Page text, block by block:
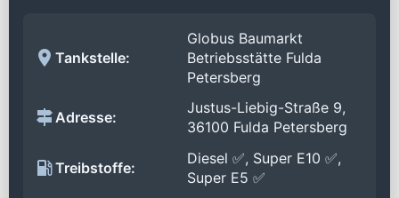
Tankstelle:
Globus Baumarkt
Betriebsstätte Fulda
Petersberg
Adresse:
Justus-Liebig-Straße 9,
36100 Fulda Petersberg
Treibstoffe:
Diesel ✅, Super E10 ✅,
Super E5 ✅